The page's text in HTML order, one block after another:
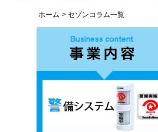
ホーム セゾンコラム一覧